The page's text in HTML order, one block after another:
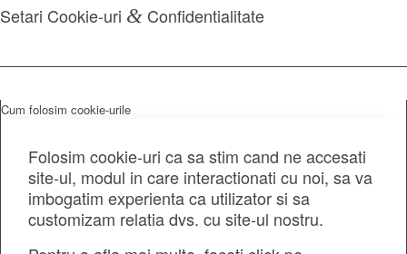
Setari Cookie-uri & Confidentialitate
Cum folosim cookie-urile
Folosim cookie-uri ca sa stim cand ne accesati
site-ul, modul in care interactionati cu noi, sa va
imbogatim experienta ca utilizator si sa
customizam relatia dvs. cu site-ul nostru.